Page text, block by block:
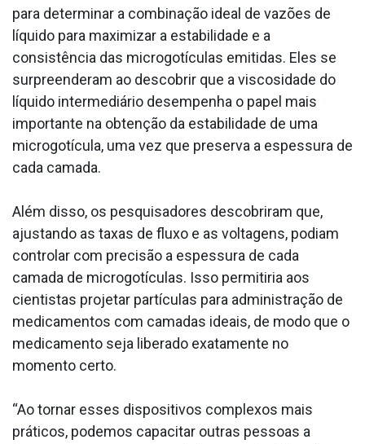
para determinar a combinação ideal de vazões de
líquido para maximizar a estabilidade e a
consistência das microgotículas emitidas. Eles se
surpreenderam ao descobrir que a viscosidade do
líquido intermediário desempenha o papel mais
importante na obtenção da estabilidade de uma
microgotícula, uma vez que preserva a espessura de
cada camada.
Além disso, os pesquisadores descobriram que,
ajustando as taxas de fluxo e as voltagens, podiam
controlar com precisão a espessura de cada
camada de microgotículas. Isso permitiria aos
cientistas projetar partículas para administração de
medicamentos com camadas ideais, de modo que o
medicamento seja liberado exatamente no
momento certo.
“Ao tornar esses dispositivos complexos mais
práticos, podemos capacitar outras pessoas a